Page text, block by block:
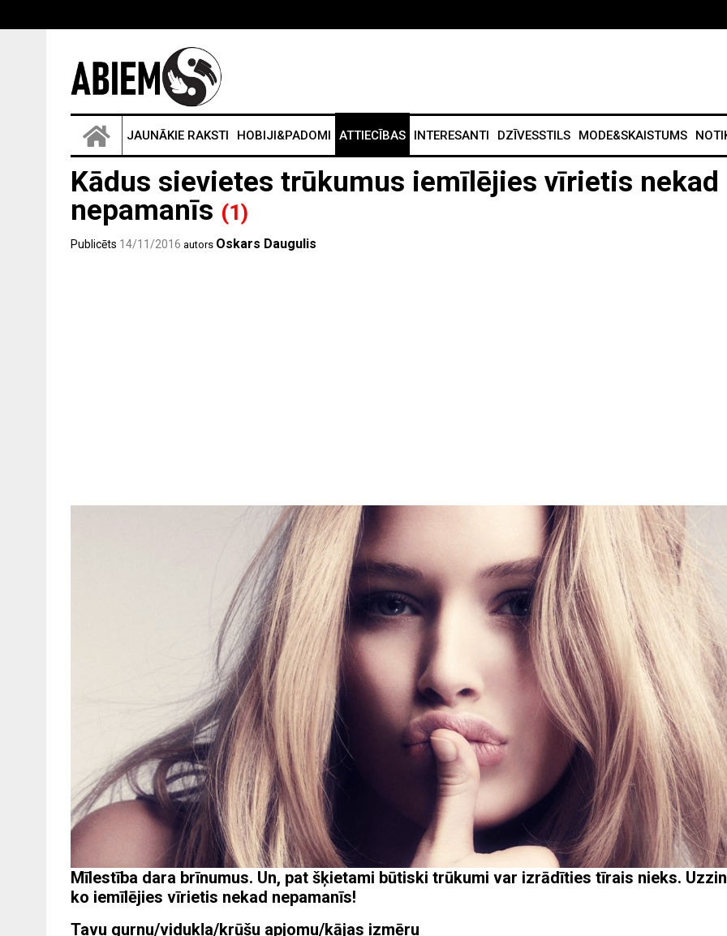
JAUNĀKIE RAKSTI HOBIJI&PADOMI ATTIECĪBAS INTERESANTI DZĪVESSTILS MODE&SKAISTUMS
Kādus sievietes trūkumus iemīlējies vīrietis nekad
nepamanīs (1)
Publicēts 14/11/2016 autors Oskars Daugulis
Mīlestība dara brīnumus. Un, pat šķietami būtiski trūkumi var izrādīties tīrais nieks.
ko iemīlējies vīrietis nekad nepamanīs!
Tavu gurnu/vidukļa/krūšu apjomu/kājas izmēru